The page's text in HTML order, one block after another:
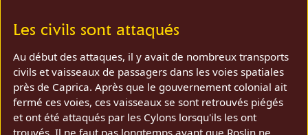
Les civils sont attaqués
Au début des attaques, il y avait de nombreux transports
civils et vaisseaux de passagers dans les voies spatiales
près de Caprica. Après que le gouvernement colonial ait
fermé ces voies, ces vaisseaux se sont retrouvés piégés
et ont été attaqués par les Cylons lorsqu'ils les ont